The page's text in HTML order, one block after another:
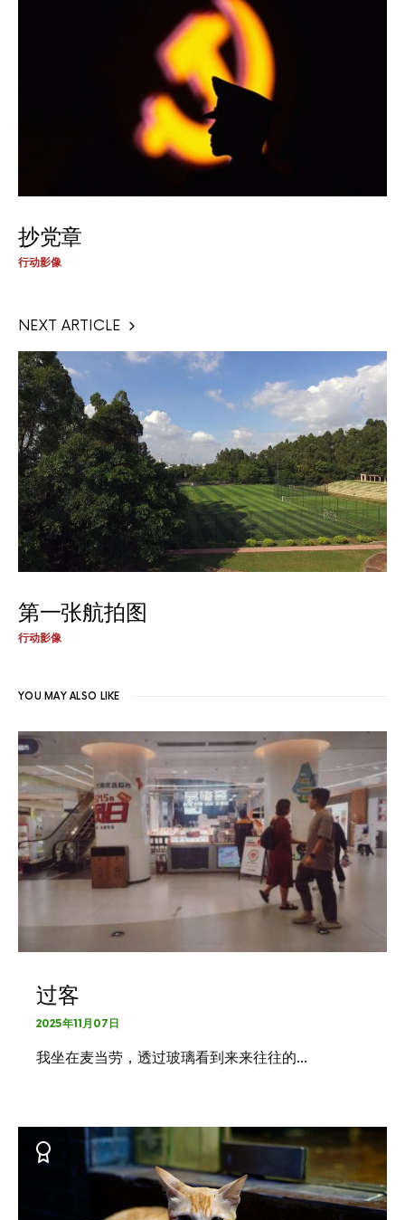
抄党章
行动影像
NEXT ARTICLE
第一张航拍图
行动影像
YOU MAY ALSO LIKE
过客
2025年11月07日
我坐在麦当劳，透过玻璃看到来来往往的…